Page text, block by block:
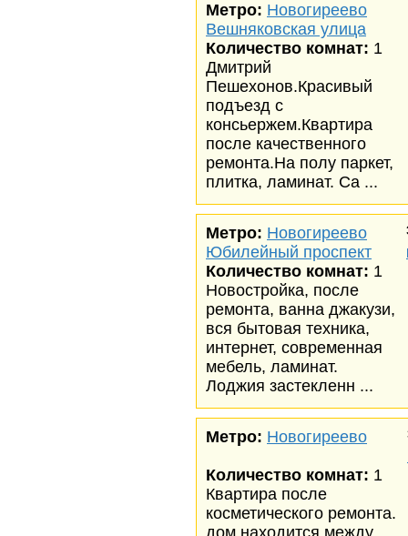
Метро: Новогиреево
Вешняковская улица
Количество комнат: 1
Дмитрий
Пешехонов.Красивый
подъезд с
консьержем.Квартира
после качественного
ремонта.На полу паркет,
плитка, ламинат. Са ...
Метро: Новогиреево
Юбилейный проспект
Количество комнат: 1
Новостройка, после
ремонта, ванна джакузи,
вся бытовая техника,
интернет, современная
мебель, ламинат.
Лоджия застекленн ...
Метро: Новогиреево
Количество комнат: 1
Квартира после
косметического ремонта.
дом находится между